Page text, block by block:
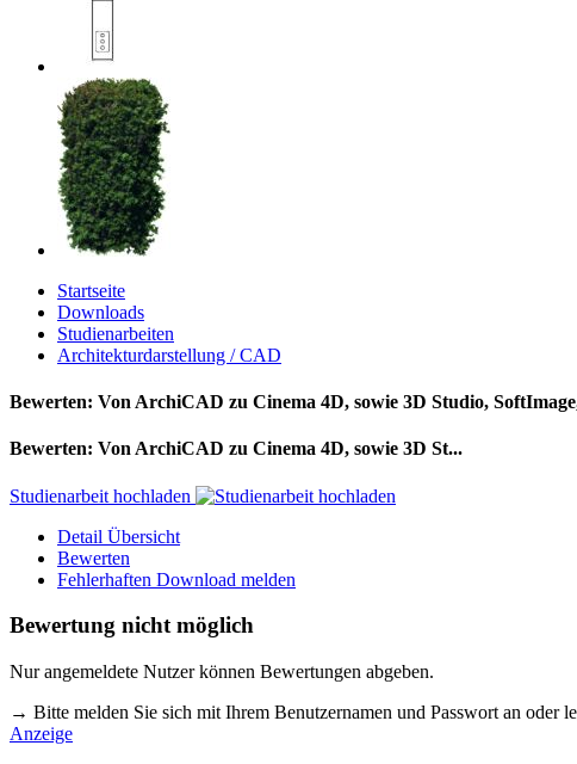
Startseite
Downloads
Studienarbeiten
Architekturdarstellung / CAD
Bewerten: Von ArchiCAD zu Cinema 4D, sowie 3D Studio,
Bewerten: Von ArchiCAD zu Cinema 4D, sowie 3D St...
Studienarbeit hochladen
Detail Übersicht
Bewerten
Fehlerhaften Download melden
Bewertung nicht möglich
Nur angemeldete Nutzer können Bewertungen abgeben.
→ Bitte melden Sie sich mit Ihrem Benutzernamen und Passwort an oder
Anzeige